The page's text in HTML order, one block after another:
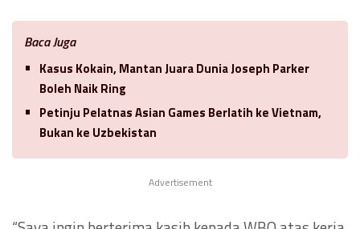
Baca Juga
Kasus Kokain, Mantan Juara Dunia Joseph Parker
Boleh Naik Ring
Petinju Pelatnas Asian Games Berlatih ke Vietnam,
Bukan ke Uzbekistan
Advertisement